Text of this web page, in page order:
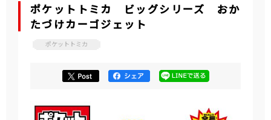
ポケットトミカ ビッグシリーズ おか
たづけカーゴジェット
ポケットトミカ